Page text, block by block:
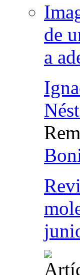
de
a